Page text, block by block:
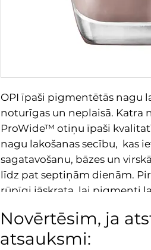
OPI īpaši pigmentētās nagu
noturīgas un neplaisā. Katra
ProWide™ otiņu īpaši
nagu lakošanas secību, kas
sagatavošanu, bāzes un
līdz pat septiņām dienām.
rūpīgi jāskrata, lai pigmenti
Novērtēsim, ja
atsauksmi: